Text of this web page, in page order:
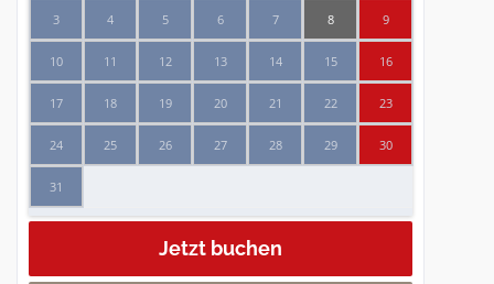
3 4 5 6 7 8 9
10 11 12 13 14 15 16
17 18 19 20 21 22 23
24 25 26 27 28 29 30
31